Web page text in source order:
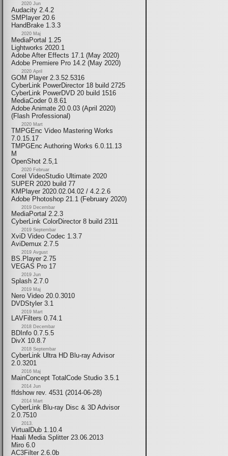
2020 Jun
Audacity 2.4.2
SMPlayer 20.6
HandBrake 1.3.3
2020 Maj
MediaPortal 1.25
Lightworks 2020.1
Adobe After Effects 17.1 (May 2020)
Adobe Premiere Pro 14.2 (May 2020)
2020 April
GOM Player 2.3.52.5316
CyberLink PowerDirector 18 build 2725
CyberLink PowerDVD 20 build 1516
MediaCoder 0.8.61
Adobe Animate 20.0.03 (April 2020)
(Flash Professional)
2020 Mart
TMPGEnc Video Mastering Works
7.0.15.17
TMPGEnc Authoring Works 6.0.11.13
M
OpenShot 2.5,1
2020 Februar
Corel VideoStudio Ultimate 2020
SUPER 2020 build 77
KMPlayer 2020.02.04.02 / 4.2.2.6
Adobe Photoshop 21.1 (February 2020)
2019 Decembar
MediaPortal 2.2.3
CyberLink ColorDirector 8 build 2311
2019 Septembar
XviD Video Codec 1.3.7
AviDemux 2.7.5
2019 Avgust
BS.Player 2.75
VEGAS Pro 17
2019 Jun
Splash 2.7.0
2019 Maj
Nero Video 20.0.3010
DVDStyler 3.1
2019 Mart
LAVFilters 0.74.1
2018 Decembar
BDInfo 0.7.5.5
DivX 10.8.7
2018 Septembar
CyberLink Ultra HD Blu-ray Advisor
2.0.3201
2016 Maj
MainConcept TotalCode Studio 3.5.1
2014 Jun
ffdshow rev. 4531 (2014-06-28)
2014 Mart
CyberLink Blu-ray Disc & 3D Advisor
2.0.7510
2013.
VirtualDub 1.10.4
Haali Media Splitter 23.06.2013
Miro 6.0
AC3Filter 2.6.0b